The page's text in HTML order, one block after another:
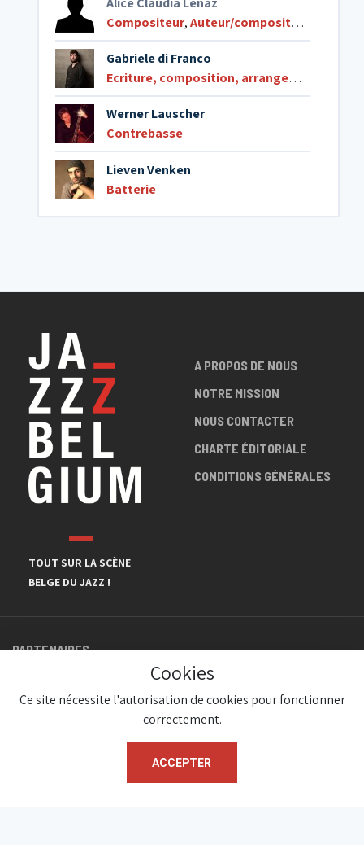
Compositeur,Auteur/compositeur de chansons
Gabriele di Franco
Ecriture, composition, arrangements
Werner Lauscher
Contrebasse
Lieven Venken
Batterie
TOUT SUR LA SCÈNE
BELGE DU JAZZ !
A PROPOS DE NOUS
NOTRE MISSION
NOUS CONTACTER
CHARTE ÉDITORIALE
CONDITIONS GÉNÉRALES
PARTENAIRES
© JazzInBelgium 2026 ( Version 1.1.2)
Cookies
Ce site nécessite l'autorisation de cookies pour fonctionner
correctement.
ACCEPTER